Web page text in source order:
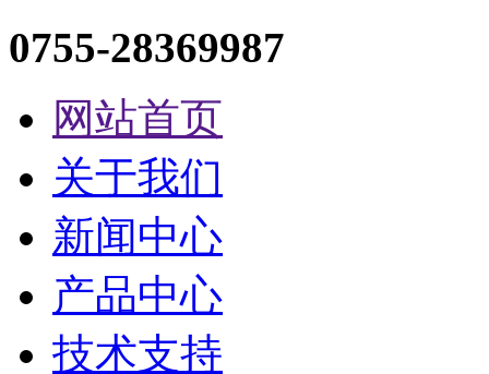
0755-28369987
网站首页
关于我们
新闻中心
产品中心
技术支持